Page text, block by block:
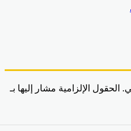
الحقول الإلزامية مشار إليها بـ